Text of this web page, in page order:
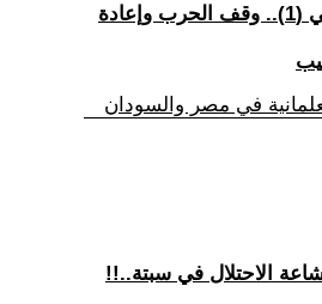
(39) 15. البرنامج الانتقالي (1).. وقف الحرب وإعادة
في مصر والسودان